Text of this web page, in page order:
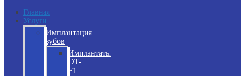
Главная
Услуги
Имплантация
зубов
Имплантаты
OT-
F1